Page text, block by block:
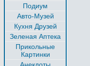
Подиум
Авто-Музей
Кухня Друзей
Зеленая Аптека
Прикольные
Картинки